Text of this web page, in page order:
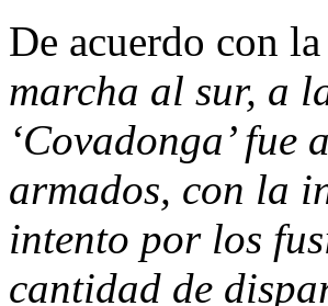
De acuerdo con la
marcha al sur, a
‘Covadonga’
armados, con la
intento por los
cantidad de